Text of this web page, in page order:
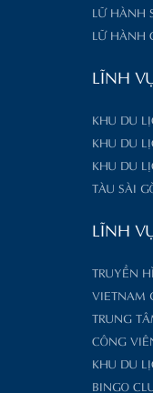
LỮ HÀNH
LỮ HÀNH
LĨNH
KHU DU
KHU DU
KHU DU
TÀU SÀI
LĨNH
TRUYỀN
VIETNAM
TRUNG
CÔNG
KHU DU
BINGO